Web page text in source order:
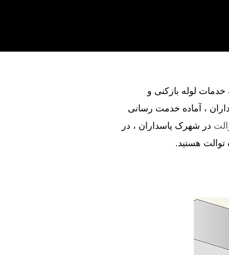
در ارائه خدمات لوله بازکنی و
، آماده خدمت رسانی
در شهرک پاسداران ، در
توالت هستید.